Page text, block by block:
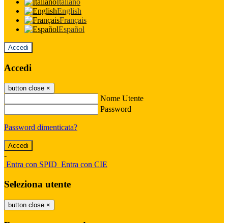
Italiano
English
Français
Español
Accedi
Accedi
button close ×
Nome Utente
Password
Password dimenticata?
-
Entra con SPID Entra con CIE
Seleziona utente
button close ×